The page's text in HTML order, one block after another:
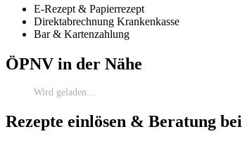
E-Rezept & Papierrezept
Direktabrechnung Krankenkasse
Bar & Kartenzahlung
ÖPNV in der Nähe
Wird geladen…
Rezepte einlösen & Beratung